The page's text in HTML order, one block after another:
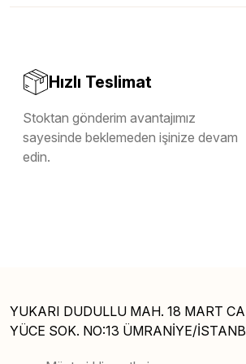
Hızlı Teslimat
Stoktan gönderim avantajımız
sayesinde beklemeden işinize devam
edin.
YUKARI DUDULLU MAH. 18 MART
YÜCE SOK. NO:13 ÜMRANİYE/